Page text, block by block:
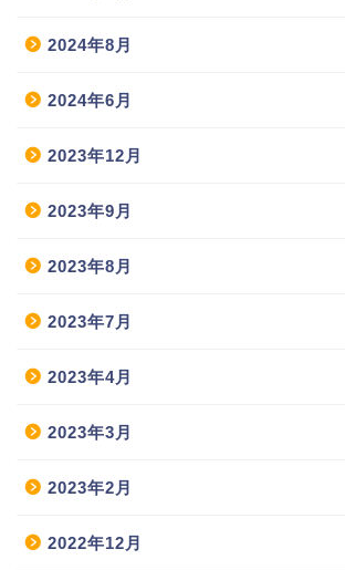
2024年8月
2024年6月
2023年12月
2023年9月
2023年8月
2023年7月
2023年4月
2023年3月
2023年2月
2022年12月